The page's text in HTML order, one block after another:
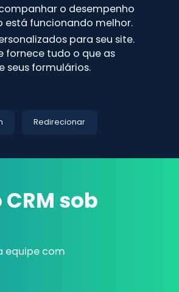
o desempenho
está funcionando melhor.
para seu site.
fornece tudo o que as
seus formulários.
Redirecionar
sob
equipe com